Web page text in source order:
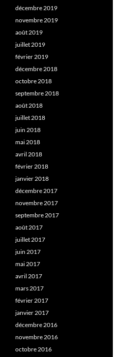
décembre 2019
novembre 2019
août 2019
juillet 2019
février 2019
décembre 2018
octobre 2018
septembre 2018
août 2018
juillet 2018
juin 2018
mai 2018
avril 2018
février 2018
janvier 2018
décembre 2017
novembre 2017
septembre 2017
août 2017
juillet 2017
juin 2017
mai 2017
avril 2017
mars 2017
février 2017
janvier 2017
décembre 2016
novembre 2016
octobre 2016